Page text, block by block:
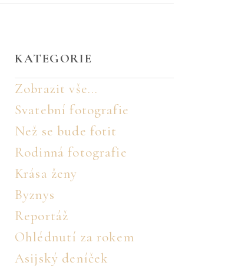
KATEGORIE
Zobrazit vše...
Svatební fotografie
Než se bude fotit
Rodinná fotografie
Krása ženy
Byznys
Reportáž
Ohlédnutí za rokem
Asijský deníček